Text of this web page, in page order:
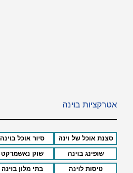
אטרקציות בוינה
סצנת אוכל של וינה סיור אוכל בוינה
שופינג בוינה שוק נאשמרקט
טיסות לוינה בתי מלון בוינה